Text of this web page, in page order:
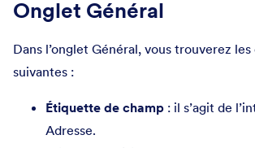
Onglet Général
Dans l’onglet Général, vous trouverez
suivantes :
Étiquette de champ : il s’agit de
Adresse.